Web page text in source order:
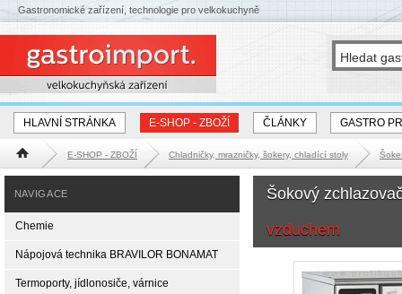
HLAVNÍ STRÁNKA E-SHOP - ZBOŽÍ ČLÁNKY GASTRO
Hlavní stránka E-SHOP - ZBOŽÍ Chladničky, mrazničky, šokery, chladící stoly
Šokový
vzduchem
NAVIGACE
Chemie
Nápojová technika BRAVILOR BONAMAT
Termoporty, jídlonosiče, várnice
Gastronomické zařízení, technologie pro velkokuchyně